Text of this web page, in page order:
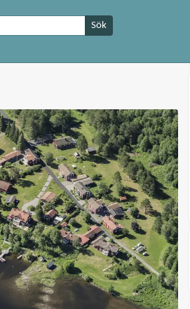
Sök